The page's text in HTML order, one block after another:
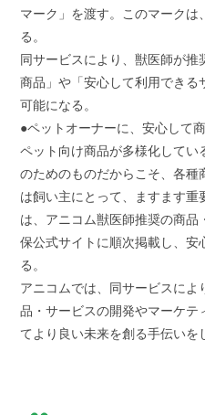
マーク」を渡す。このマークは
る。
同サービスにより、獣医師が
商品」や「安心して利用できる
可能になる。
●ペットオーナーに、安心して
ペット向け商品が多様化してい
のためのものだからこそ、各種
は飼い主にとって、ますます
は、アニコム獣医師推奨の商
保公式サイトに順次掲載し、安
る。
アニコムでは、同サービスによ
品・サービスの開発やマーケテ
てより良い未来を創る手伝いを